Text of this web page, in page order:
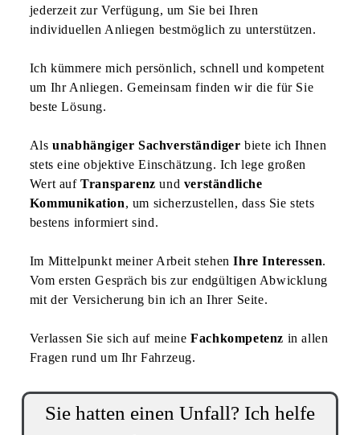
jederzeit zur Verfügung, um Sie bei Ihren
individuellen Anliegen bestmöglich zu unterstützen.
Ich kümmere mich persönlich, schnell und kompetent
um Ihr Anliegen. Gemeinsam finden wir die für Sie
beste Lösung.
Alsunabhängiger Sachverständiger biete ich Ihnen
stets eine objektive Einschätzung. Ich lege großen
Wert aufTransparenz und verständliche
Kommunikation, um sicherzustellen, dass Sie stets
bestens informiert sind.
Im Mittelpunkt meiner Arbeit stehenIhre Interessen.
Vom ersten Gespräch bis zur endgültigen Abwicklung
mit der Versicherung bin ich an Ihrer Seite.
Verlassen Sie sich auf meineFachkompetenz in allen
Fragen rund um Ihr Fahrzeug.
Sie hatten einen Unfall? Ich helfe